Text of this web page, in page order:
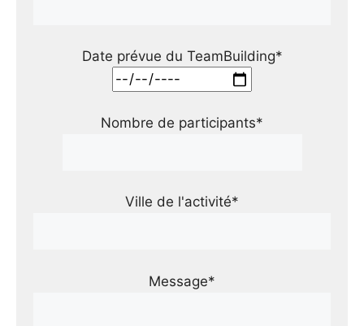
Date prévue du TeamBuilding*
Nombre de participants*
Ville de l'activité*
Message*